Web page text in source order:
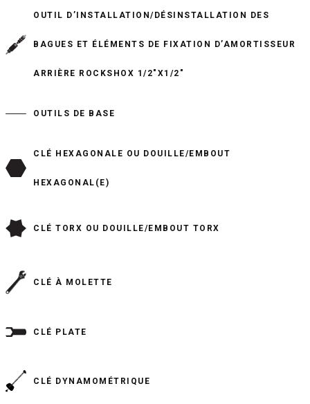
OUTIL D’INSTALLATION/DÉSINSTALLATION DES
BAGUES ET ÉLÉMENTS DE FIXATION D’AMORTISSEUR
ARRIÈRE ROCKSHOX 1/2"X1/2"
OUTILS DE BASE
CLÉ HEXAGONALE OU DOUILLE/EMBOUT
HEXAGONAL(E)
CLÉ TORX OU DOUILLE/EMBOUT TORX
CLÉ À MOLETTE
CLÉ PLATE
CLÉ DYNAMOMÉTRIQUE